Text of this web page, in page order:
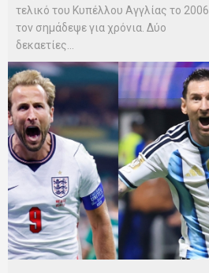
τελικό του Κυπέλλου Αγγλίας το 2006
τον σημάδεψε για χρόνια. Δύο
δεκαετίες...